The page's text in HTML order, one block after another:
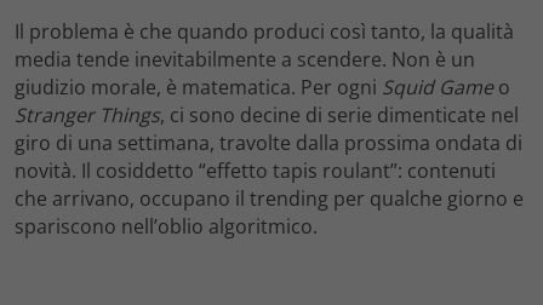
Il problema è che quando produci così tanto, la qualità
media tende inevitabilmente a scendere. Non è un
giudizio morale, è matematica. Per ogni Squid Gameo
Stranger Things, ci sono decine di serie dimenticate nel
giro di una settimana, travolte dalla prossima ondata di
novità. Il cosiddetto “effetto tapis roulant”: contenuti
che arrivano, occupano il trending per qualche giorno e
spariscono nell’oblio algoritmico.